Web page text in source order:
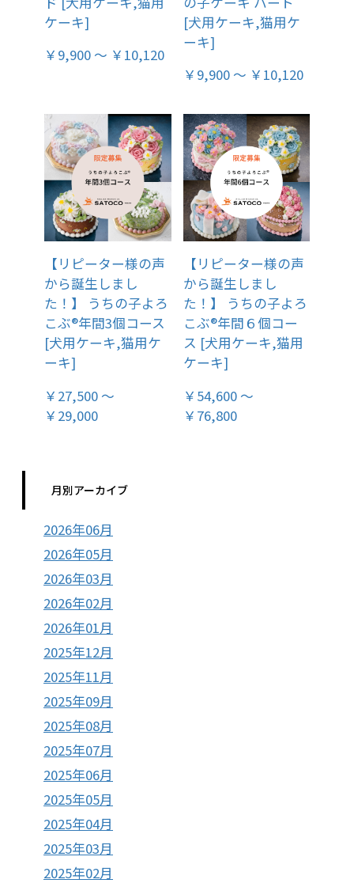
ケーキ]
￥9,900 ～ ￥10,120
[犬用ケーキ,猫用ケ
ーキ]
￥9,900 ～ ￥10,120
【リピーター様の声
から誕生しまし
た！】 うちの子よろ
こぶ®年間3個コース
[犬用ケーキ,猫用ケ
ーキ]
￥27,500 ～
￥29,000
【リピーター様の声
から誕生しまし
た！】 うちの子よろ
こぶ®年間６個コー
ス [犬用ケーキ,猫用
ケーキ]
￥54,600 ～
￥76,800
月別アーカイブ
2026年06月
2026年05月
2026年03月
2026年02月
2026年01月
2025年12月
2025年11月
2025年09月
2025年08月
2025年07月
2025年06月
2025年05月
2025年04月
2025年03月
2025年02月